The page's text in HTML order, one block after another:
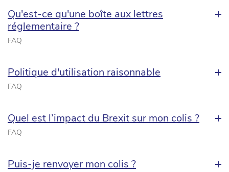
Qu'est-ce qu'une boîte aux lettres
réglementaire ?
FAQ
Politique d'utilisation raisonnable
FAQ
Quel est l’impact du Brexit sur mon colis ?
FAQ
Puis-je renvoyer mon colis ?